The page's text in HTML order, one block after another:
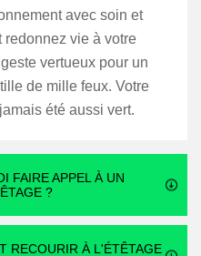
avec soin et
redonnez vie à votre
vertueux pour un
de mille feux. Votre
été aussi vert.
FAIRE APPEL À UN
?
RECOURIR À L'ÉTÊTAGE